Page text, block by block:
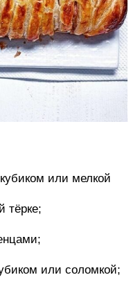
или мелкой
тёрке;
или соломкой;